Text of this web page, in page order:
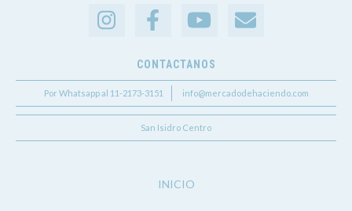
CONTACTANOS
Por Whatsapp al 11-2173-3151 info@mercadodehaciendo.com
San Isidro Centro
INICIO